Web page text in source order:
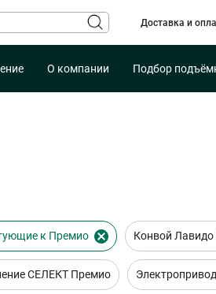
Доставка и
О компании Подбор
к Премио Конвой Лавидо
СЕЛЕКТ Премио